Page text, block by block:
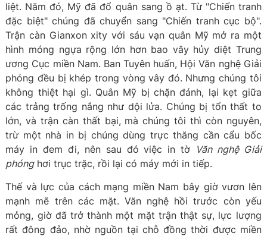
liệt. Năm đó, Mỹ đã đổ quân sang ồ ạt. Từ "Chiến tranh
đặc biệt" chúng đã chuyển sang "Chiến tranh cục bộ".
Trận càn Gianxon xity với sáu vạn quân Mỹ mở ra một
hình móng ngựa rộng lớn hơn bao vây hủy diệt Trung
ương Cục miền Nam. Ban Tuyên huấn, Hội Văn nghệ Giải
phóng đều bị khép trong vòng vây đó. Nhưng chúng tôi
không thiệt hại gì. Quân Mỹ bị chặn đánh, lại kẹt giữa
các trảng trống nắng như dội lửa. Chúng bị tổn thất to
lớn, và trận càn thất bại, mà chúng tôi thì còn nguyên,
trừ một nhà in bị chúng dùng trực thăng cần cẩu bốc
máy in đem đi, nên sau đó việc in tờ Văn nghệ Giải
phónghơi trục trặc, rồi lại có máy mới in tiếp.
Thế và lực của cách mạng miền Nam bây giờ vươn lên
mạnh mẽ trên các mặt. Văn nghệ hồi trước còn yếu
mỏng, giờ đã trở thành một mặt trận thật sự, lực lượng
rất đông đảo, nhờ nguồn tại chỗ đồng thời được miền